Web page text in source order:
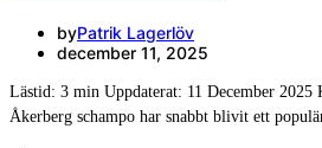
byPatrik Lagerlöv
december 11, 2025
Lästid: 3 min Uppdaterat: 11 December
Åkerberg schampo har snabbt blivit ett